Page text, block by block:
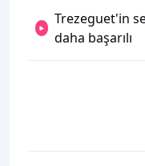
Trezeguet'in
daha başarılı